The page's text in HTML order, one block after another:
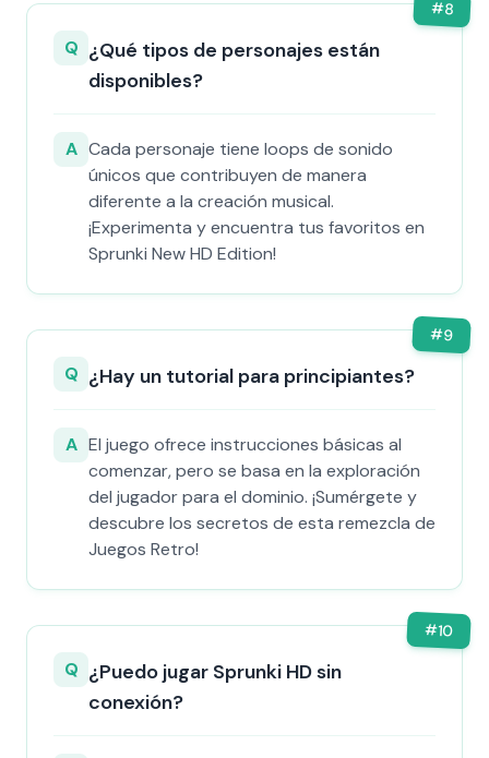
#8
Q ¿Qué tipos de personajes están
disponibles?
A Cada personaje tiene loops de sonido
únicos que contribuyen de manera
diferente a la creación musical.
¡Experimenta y encuentra tus favoritos en
Sprunki New HD Edition!
#9
Q ¿Hay un tutorial para principiantes?
A El juego ofrece instrucciones básicas al
comenzar, pero se basa en la exploración
del jugador para el dominio. ¡Sumérgete y
descubre los secretos de esta remezcla de
Juegos Retro!
#10
Q ¿Puedo jugar Sprunki HD sin
conexión?